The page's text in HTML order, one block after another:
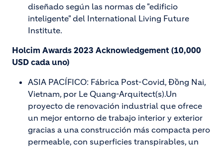
diseñado según las normas de "edificio
inteligente" del International Living Future
Institute.
Holcim Awards 2023 Acknowledgement (10,000
USD cada uno)
ASIA PACÍFICO: Fábrica Post-Covid, Đồng Nai,
Vietnam, por Le Quang-Arquitect(s).Un
proyecto de renovación industrial que ofrece
un mejor entorno de trabajo interior y exterior
gracias a una construcción más compacta pero
permeable, con superficies transpirables, un